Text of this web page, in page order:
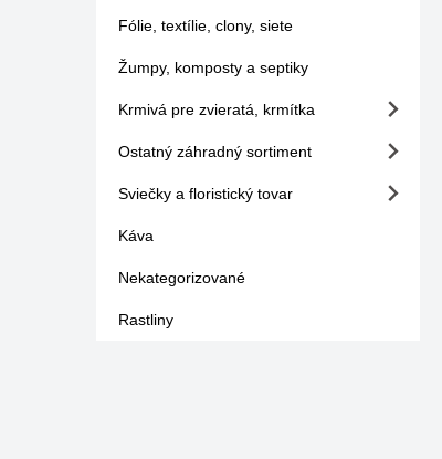
Fólie, textílie, clony, siete
Žumpy, komposty a septiky
Krmivá pre zvieratá, krmítka
Ostatný záhradný sortiment
Sviečky a floristický tovar
Káva
Nekategorizované
Rastliny